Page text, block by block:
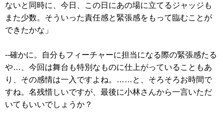
ないと同時に、今日、この日にあの場に立てるジャッジも
また少数。そういった責任感と緊張感をもって臨むことが
できたかな」
--確かに。自分もフィーチャーに担当になる際の緊張感たる
や…、今回は舞台も特別なものに仕上がっていることもあ
り、その感情は一入ですよね。……と、そろそろお時間で
すね。名残惜しいですが、最後に小林さんから一言いただ
いてもいいでしょうか？